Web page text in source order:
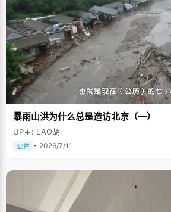
暴雨山洪为什么总是造访北京（一）
UP主: LAO胡
公益 • 2026/7/11